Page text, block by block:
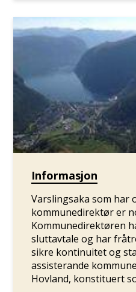
Informasjon
Varslingsaka som har
kommunedirektør er
Kommunedirektøren
sluttavtale og har
sikre kontinuitet og
assisterande
Hovland, konstituert